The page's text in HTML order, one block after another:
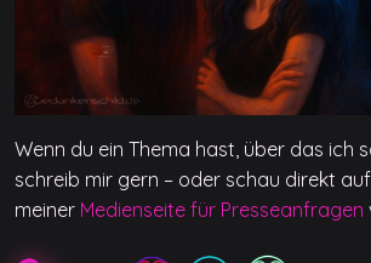
Wenn du ein Thema hast, über das ich
schreib mir gern – oder schau direkt auf
meiner Medienseite für Presseanfragen